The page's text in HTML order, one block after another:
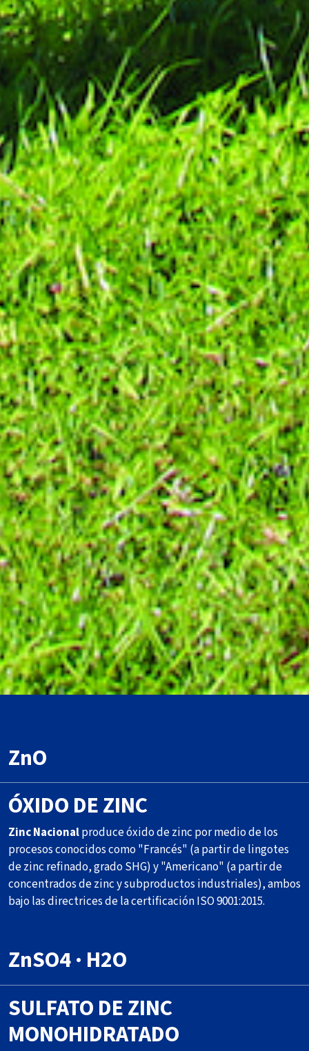
ZnO
ÓXIDO DE ZINC
Zinc Nacionalproduce óxido de zinc por medio de los
procesos conocidos como "Francés" (a partir de lingotes
de zinc refinado, grado SHG) y "Americano" (a partir de
concentrados de zinc y subproductos industriales), ambos
bajo las directrices de la certificación ISO 9001:2015.
ZnSO4 · H2O
SULFATO DE ZINC
MONOHIDRATADO